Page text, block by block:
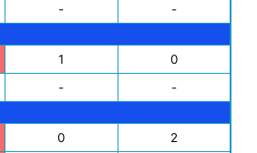
- -
1 0
- -
0 2